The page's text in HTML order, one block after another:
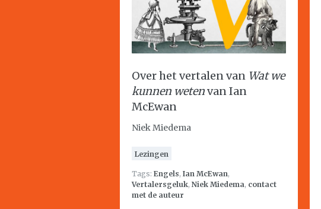
Over het vertalen van Wat we
kunnen wetenvan Ian
McEwan
Niek Miedema
Lezingen
Tags: Engels, Ian McEwan,
Vertalersgeluk, Niek Miedema, contact
met de auteur